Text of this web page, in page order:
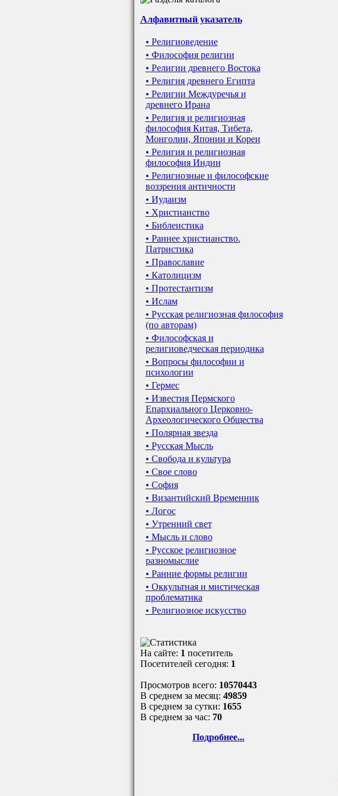
Алфавитный указатель
• Религиоведение
• Философия религии
• Религии древнего Востока
• Религия древнего Египта
• Религии Междуречья и
древнего Ирана
• Религия и религиозная
философия Китая, Тибета,
Монголии, Японии и Кореи
• Религия и религиозная
философия Индии
• Религиозные и философские
воззрения античности
• Иудаизм
• Христианство
• Библеистика
• Раннее христианство.
Патристика
• Православие
• Католицизм
• Протестантизм
• Ислам
• Русская религиозная философия
(по авторам)
• Философская и
религиоведческая периодика
• Вопросы философии и
психологии
• Гермес
• Известия Пермского
Епархиального Церковно-
Археологического Общества
• Полярная звезда
• Русская Мысль
• Свобода и культура
• Свое слово
• София
• Византийский Временник
• Логос
• Утренний свет
• Мысль и слово
• Русское религиозное
разномыслие
• Ранние формы религии
• Оккультная и мистическая
проблематика
• Религиозное искусство
На сайте: 1 посетитель
Посетителей сегодня: 1
Просмотров всего: 10570443
В среднем за месяц: 49859
В среднем за сутки: 1655
В среднем за час: 70
Подробнее...